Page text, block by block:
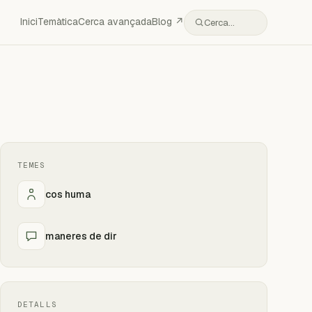
IniciTemàticaCerca avançadaBlog ↗ Cerca…
TEMES
cos huma
maneres de dir
DETALLS